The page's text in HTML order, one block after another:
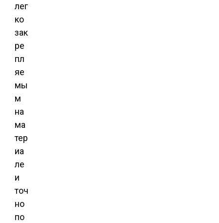
лег
ко
зак
ре
пл
яе
мы
м
на
ма
тер
иа
ле
и
точ
но
по